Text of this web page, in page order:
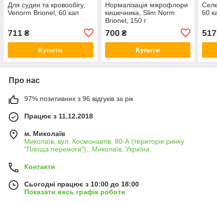
Для судин та кровообігу,
Venorm Brionel, 60 кап
711 ₴
Купити
Нормалізація мікрофлори
кишечника, Slim Norm
Brionel, 150 г
700₴
Купити
60
517
Про нас
97% позитивних з 96 відгуків за рік
Працює з 11.12.2018
м. Миколаїв
Миколаїв, вул. Космонавтів, 80-А (територія ринку
"Площа перемоги"),, Миколаїв, Україна
Контакти
Сьогодні працює з 10:00 до 18:00
Показати весь графік роботи